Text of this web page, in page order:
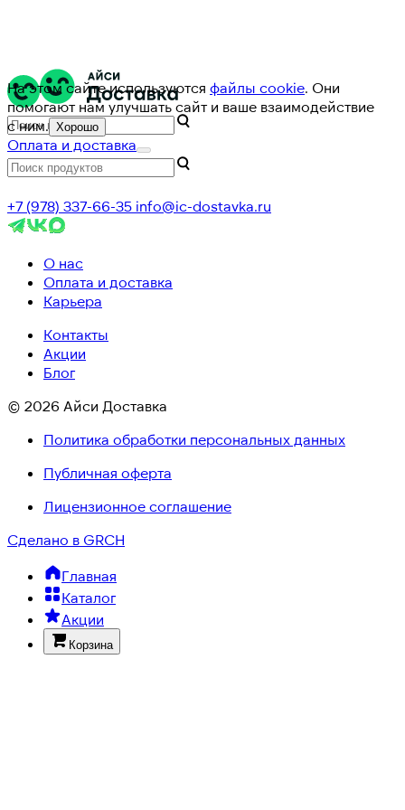
На этом сайте используются файлы cookie. Они
помогают нам улучшать сайт и ваше взаимодействие
с ним. Хорошо
Оплата и доставка
+7 (978) 337-66-35 info@ic-dostavka.ru
О нас
Оплата и доставка
Карьера
Контакты
Акции
Блог
© 2026 Айси Доставка
Политика обработки персональных данных
Публичная оферта
Лицензионное соглашение
Сделано в GRCH
Главная
Каталог
Акции
Корзина